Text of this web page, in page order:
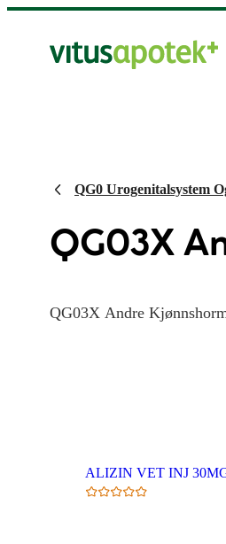
QG0 Urogenitalsystem
QG03X
QG03X Andre
ALIZIN VET INJ